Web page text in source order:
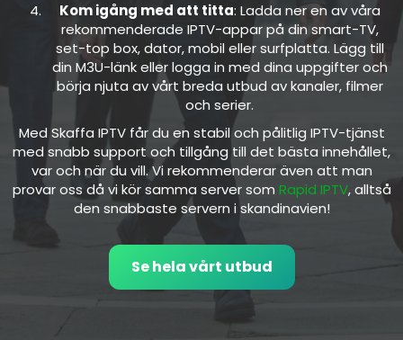
Kom igång med att titta: Ladda ner en av våra
rekommenderade IPTV-appar på din smart-TV,
set-top box, dator, mobil eller surfplatta. Lägg till
din M3U-länk eller logga in med dina uppgifter och
börja njuta av vårt breda utbud av kanaler, filmer
och serier.
Med Skaffa IPTV får du en stabil och pålitlig IPTV-tjänst
med snabb support och tillgång till det bästa innehållet,
var och när du vill. Vi rekommenderar även att man
provar oss då vi kör samma server som Rapid IPTV, alltså
den snabbaste servern i skandinavien!
Se hela vårt utbud